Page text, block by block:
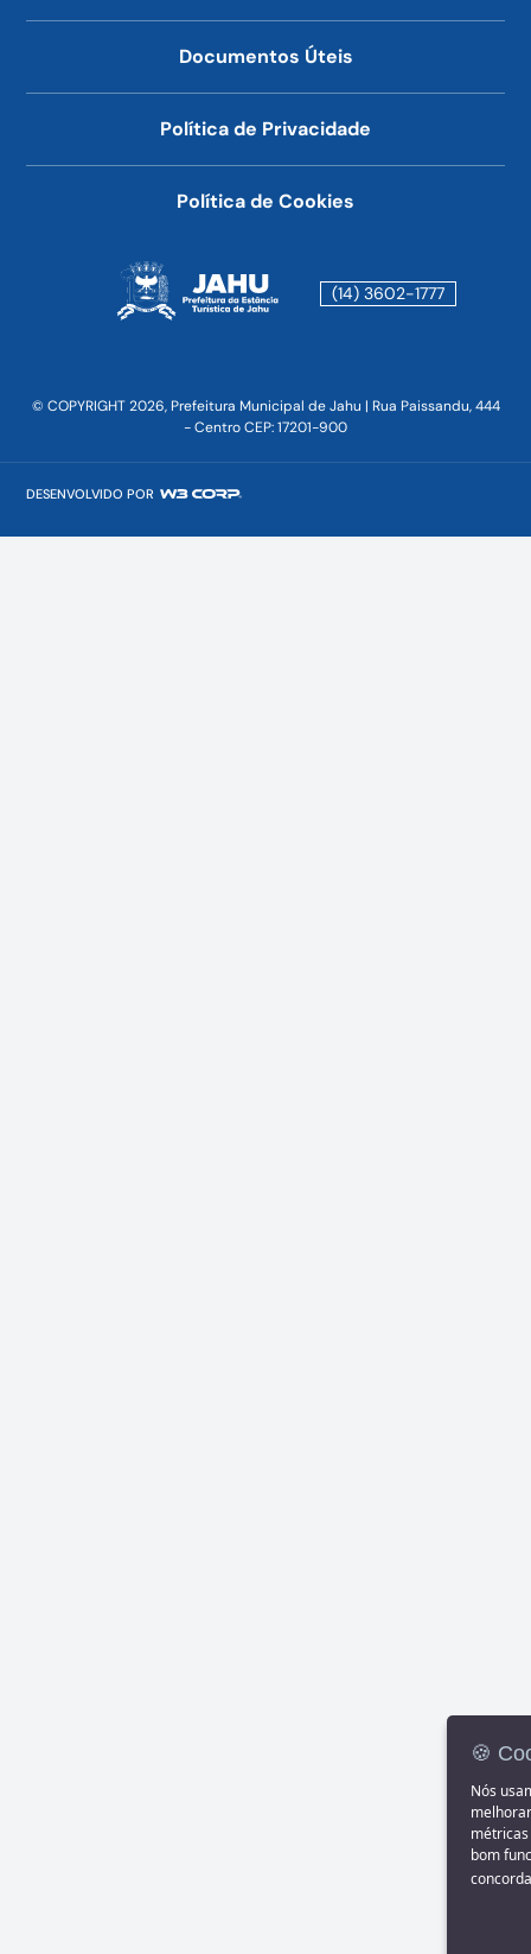
Documentos Úteis
Política de Privacidade
Política de Cookies
(14) 3602-1777
© COPYRIGHT 2026, Prefeitura Municipal de Jahu | Rua Paissandu, 444
- Centro CEP: 17201-900
DESENVOLVIDO POR
🍪
Nós
bom